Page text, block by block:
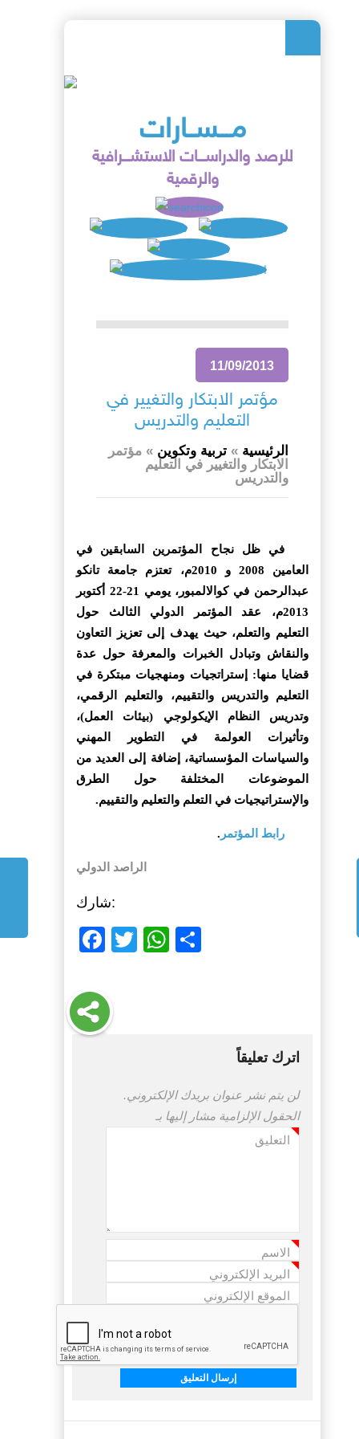
مـــســارات
للرصد والدراســـات الاستشـــرافية
والرقمية
11/09/2013
مؤتمر الابتكار والتغيير في
التعليم والتدريس
الرئيسية » تربية وتكوين » مؤتمر
الابتكار والتغيير في التعليم
والتدريس
في ظل نجاح المؤتمرين السابقين في
العامين 2008 و 2010م، تعتزم جامعة تانكو
عبدالرحمن في كوالالمبور، يومي 21-22 أكتوبر
2013م، عقد المؤتمر الدولي الثالث حول
التعليم والتعلم، حيث يهدف إلى تعزيز التعاون
والنقاش وتبادل الخبرات والمعرفة حول عدة
قضايا منها: إستراتجيات ومنهجيات مبتكرة في
التعليم والتدريس والتقييم، والتعليم الرقمي،
وتدريس النظام الإيكولوجي (بيئات العمل)،
وتأثيرات العولمة في التطوير المهني
والسياسات المؤسساتية، إضافة إلى العديد من
الموضوعات المختلفة حول الطرق
والإستراتيجيات في التعلم والتعليم والتقييم.
رابط المؤتمر .
الراصد الدولي
شارك:
Facebook
TwitterWhatsApp
اترك تعليقاً
لن يتم نشر عنوان بريدك الإلكتروني.
الحقول الإلزامية مشار إليها بـ
التعليق
الاسم *
البريد الإلكتروني *
الموقع الإلكتروني